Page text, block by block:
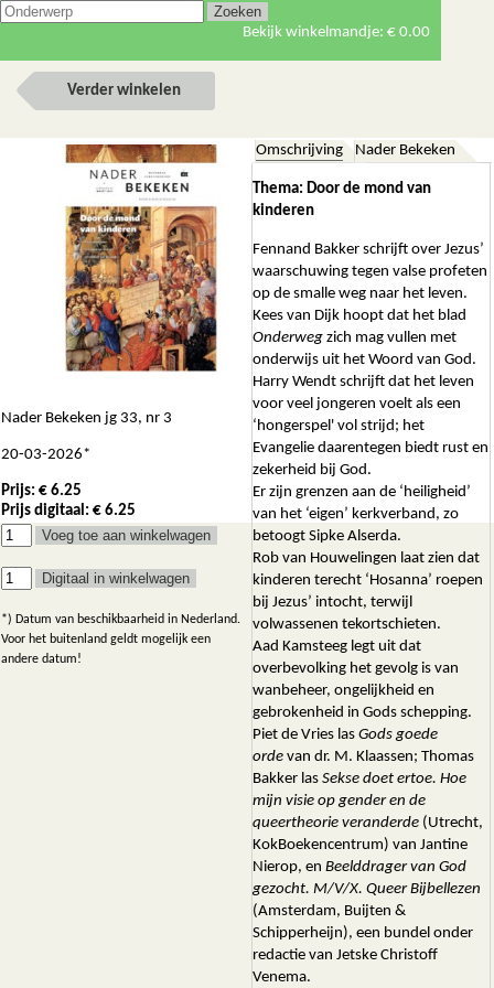
Bekijk winkelmandje: € 0.00
Verder winkelen
Omschrijving
Thema: Door de mond van
kinderen
Fennand Bakker schrijft over Jezus’
waarschuwing tegen valse profeten
op de smalle weg naar het leven.
Kees van Dijk hoopt dat het blad
Onderweg zich mag vullen met
onderwijs uit het Woord van God.
Harry Wendt schrijft dat het leven
voor veel jongeren voelt als een
‘hongerspel' vol strijd; het
Evangelie daarentegen biedt rust en
zekerheid bij God.
Er zijn grenzen aan de ‘heiligheid’
van het ‘eigen’ kerkverband, zo
betoogt Sipke Alserda.
Rob van Houwelingen laat zien dat
kinderen terecht ‘Hosanna’ roepen
bij Jezus’ intocht, terwijl
volwassenen tekortschieten.
Aad Kamsteeg legt uit dat
overbevolking het gevolg is van
wanbeheer, ongelijkheid en
gebrokenheid in Gods schepping.
Piet de Vries las Gods goede
orde van dr. M. Klaassen; Thomas
Bakker las Sekse doet ertoe. Hoe
mijn visie op gender en de
queertheorie veranderde (Utrecht,
KokBoekencentrum) van Jantine
Nierop, en Beelddrager van God
gezocht. M/V/X. Queer Bijbellezen
(Amsterdam, Buijten &
Schipperheijn), een bundel onder
redactie van Jetske Christoff
Venema.
Nader Bekeken
Nader Bekeken jg 33, nr 3
20-03-2026*
Prijs: € 6.25
Prijs digitaal: € 6.25
*) Datum van beschikbaarheid in Nederland.
Voor het buitenland geldt mogelijk een
andere datum!